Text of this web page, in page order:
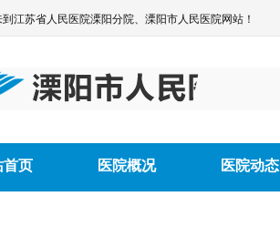
江苏省人民医院溧阳分院、溧阳市人民医院网站！
首页 医院概况 医院动态
民医院手术目录（2025